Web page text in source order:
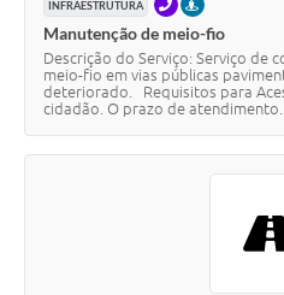
INFRAESTRUTURA TELEFONEPRESENCIAL
Manutenção de meio-fio
Descrição do Serviço: Serviço de
meio-fio em vias públicas
deteriorado. Requisitos para
cidadão. O prazo de atendimento...